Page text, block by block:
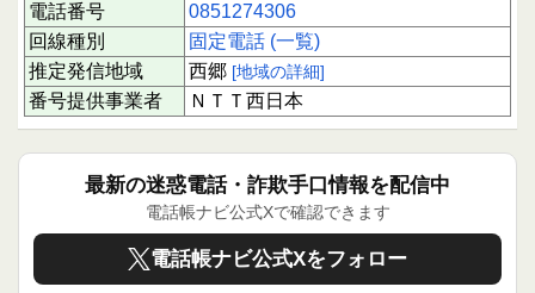
電話番号
0851274306
回線種別
固定電話 (一覧)
推定発信地域
西郷 [地域の詳細]
番号提供事業者 ＮＴＴ西日本
最新の迷惑電話・詐欺手口情報を配信中
電話帳ナビ公式Xで確認できます
電話帳ナビ公式Xをフォロー